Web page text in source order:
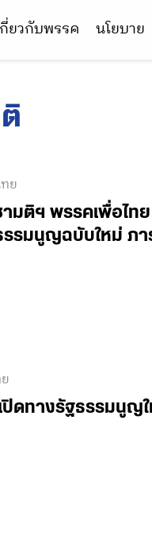
ยวกับพรรค นโยบาย
ย
มติฯ พรรคเพื่อไ
รรมนูญฉบับใหม่
ปิดทางรัฐธรรมนูญ